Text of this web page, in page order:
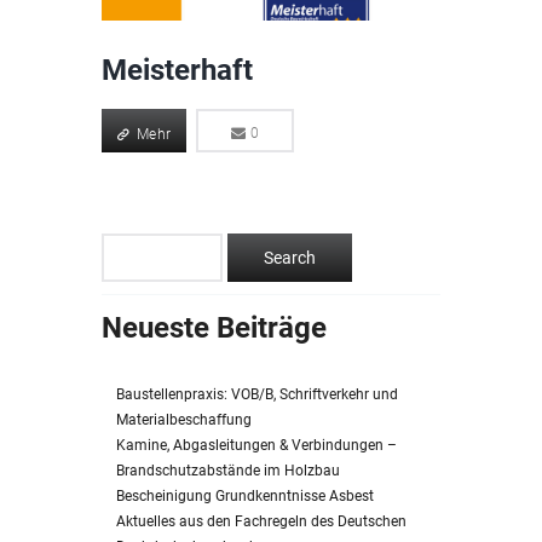
Meisterhaft
Mehr 0
Neueste Beiträge
Baustellenpraxis: VOB/B, Schriftverkehr und
Materialbeschaffung
Kamine, Abgasleitungen & Verbindungen –
Brandschutzabstände im Holzbau
Bescheinigung Grundkenntnisse Asbest
Aktuelles aus den Fachregeln des Deutschen